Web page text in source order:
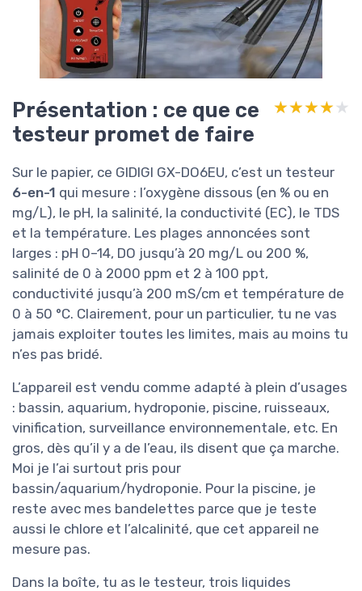
Présentation : ce que ce
testeur promet de faire
★★★★★
★★★★★
Sur le papier, ce GIDIGI GX-DO6EU, c’est un testeur
6-en-1 qui mesure : l’oxygène dissous (en % ou en
mg/L), le pH, la salinité, la conductivité (EC), le TDS
et la température. Les plages annoncées sont
larges : pH 0–14, DO jusqu’à 20 mg/L ou 200 %,
salinité de 0 à 2000 ppm et 2 à 100 ppt,
conductivité jusqu’à 200 mS/cm et température de
0 à 50 °C. Clairement, pour un particulier, tu ne vas
jamais exploiter toutes les limites, mais au moins tu
n’es pas bridé.
L’appareil est vendu comme adapté à plein d’usages
: bassin, aquarium, hydroponie, piscine, ruisseaux,
vinification, surveillance environnementale, etc. En
gros, dès qu’il y a de l’eau, ils disent que ça marche.
Moi je l’ai surtout pris pour
bassin/aquarium/hydroponie. Pour la piscine, je
reste avec mes bandelettes parce que je teste
aussi le chlore et l’alcalinité, que cet appareil ne
mesure pas.
Dans la boîte, tu as le testeur, trois liquides